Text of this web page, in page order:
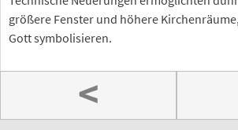
größere Fenster und höhere
Gott symbolisieren.
<